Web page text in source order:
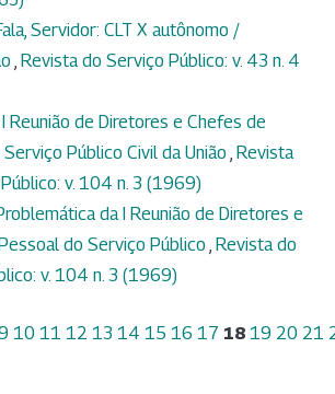
Servidor: CLT X autônomo /
, Revista do Serviço Público: v. 43 n. 4
I Reunião de Diretores e Chefes de
Público Civil da União , Revista
v. 104 n. 3 (1969)
da I Reunião de Diretores e
do Serviço Público , Revista do
v. 104 n. 3 (1969)
10 11 12 13 14 15 16 17 18 19 20 21